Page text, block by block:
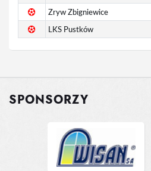
Zryw Zbigniewice
LKS Pustków
SPONSORZY